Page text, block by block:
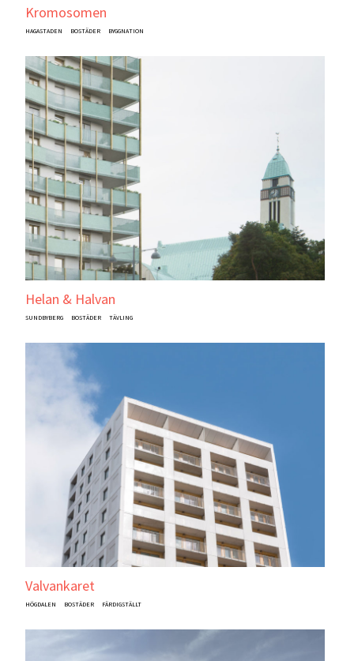
Kromosomen
HAGASTADEN BOSTÄDER BYGGNATION
Helan & Halvan
SUNDBYBERG BOSTÄDER TÄVLING
Valvankaret
HÖGDALEN BOSTÄDER FÄRDIGSTÄLLT